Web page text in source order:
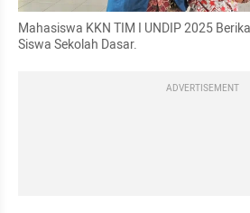
Mahasiswa KKN TIM I UNDIP 2025
Siswa Sekolah Dasar.
ADVERTISEMENT